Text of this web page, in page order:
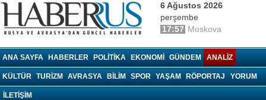
6 Ağustos 2026
perşembe
17:57 Moskova
ANA SAYFA HABERLER POLITIKA EKONOMI GÜNDEM ANALIZ
KÜLTÜR TURIZM AVRASYA BILIM SPOR YAŞAM RÖPORTAJ YORUM
İLETİŞİM